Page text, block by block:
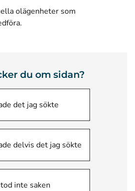
olägenheter som
du om sidan?
det jag sökte
delvis det jag sökte
inte saken